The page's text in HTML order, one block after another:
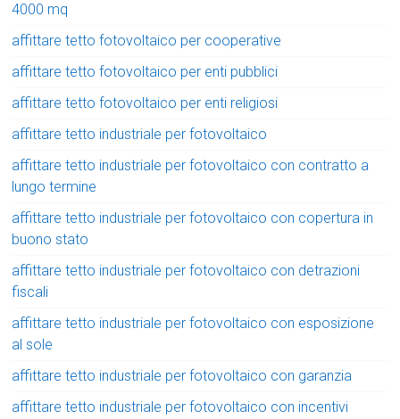
4000 mq
affittare tetto fotovoltaico per cooperative
affittare tetto fotovoltaico per enti pubblici
affittare tetto fotovoltaico per enti religiosi
affittare tetto industriale per fotovoltaico
affittare tetto industriale per fotovoltaico con contratto a
lungo termine
affittare tetto industriale per fotovoltaico con copertura in
buono stato
affittare tetto industriale per fotovoltaico con detrazioni
fiscali
affittare tetto industriale per fotovoltaico con esposizione
al sole
affittare tetto industriale per fotovoltaico con garanzia
affittare tetto industriale per fotovoltaico con incentivi